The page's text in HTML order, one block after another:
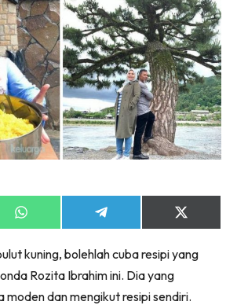
Share
on
Share
on
Share
on
(Twitter)
kuning, bolehlah cuba resipi yang
Rozita Ibrahim ini. Dia yang
moden dan mengikut resipi sendiri.